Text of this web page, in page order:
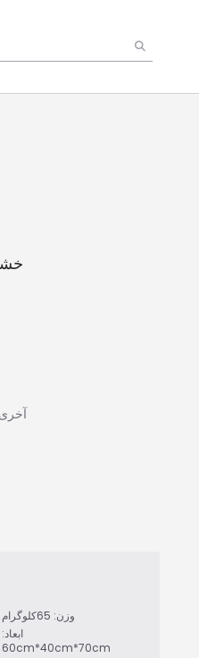
آخری
وزن: 65کلوگرام
ابعاد:
60cm*40cm*70cm